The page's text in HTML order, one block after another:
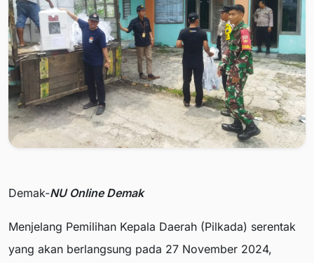
Demak-NU Online Demak
Menjelang Pemilihan Kepala Daerah (Pilkada) serentak
yang akan berlangsung pada 27 November 2024,